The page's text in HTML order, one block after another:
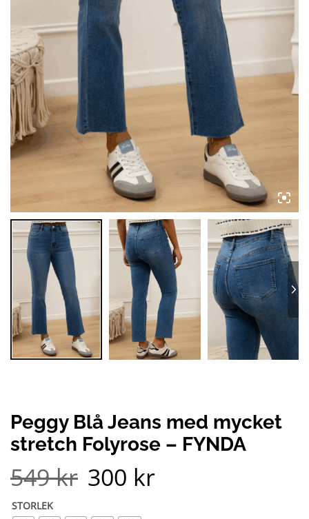
Peggy Blå Jeans med mycket
stretch Folyrose – FYNDA
549kr Det
ursprungliga
priset
300 krnuvarande
STORLEK